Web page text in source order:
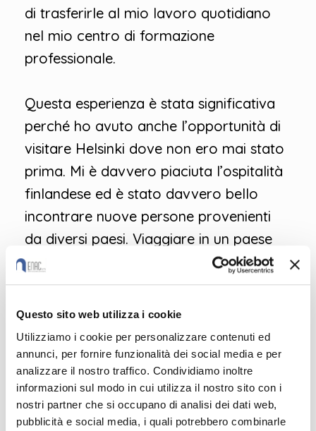
Questo sito web utilizza i cookie
Utilizziamo i cookie per personalizzare contenuti ed
annunci, per fornire funzionalità dei social media e per
analizzare il nostro traffico. Condividiamo inoltre
informazioni sul modo in cui utilizza il nostro sito con i
nostri partner che si occupano di analisi dei dati web,
pubblicità e social media, i quali potrebbero combinarle
di trasferirle al mio lavoro quotidiano
nel mio centro di formazione
professionale.
Questa esperienza è stata significativa
perché ho avuto anche l’opportunità di
visitare Helsinki dove non ero mai stato
prima. Mi è davvero piaciuta l’ospitalità
finlandese ed è stato davvero bello
incontrare nuove persone provenienti
da diversi paesi. Viaggiare in un paese
straniero, incontrare persone straniere
mi fa sentire sempre più aperto.
C’è una citazione di
Edgar Allan Poe
adoro: “Viaggiare è come sognare:
l’unica differenza è che non tutti, una
volta svegliati, possono ricordare il
proprio sogno. Invece ognuno ha un
ricordo vivo del viaggio da cui è